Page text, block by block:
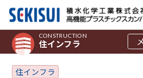
CONSTRUCTION
住インフラ
住インフラ